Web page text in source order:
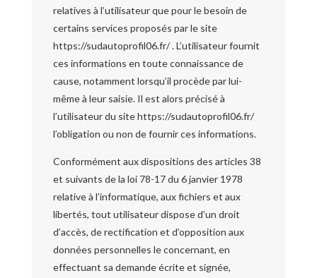
relatives à l’utilisateur que pour le besoin de
certains services proposés par le site
https://sudautoprofil06.fr/ . L’utilisateur fournit
ces informations en toute connaissance de
cause, notamment lorsqu’il procède par lui-
même à leur saisie. Il est alors précisé à
l’utilisateur du site https://sudautoprofil06.fr/
l’obligation ou non de fournir ces informations.
Conformément aux dispositions des articles 38
et suivants de la loi 78-17 du 6 janvier 1978
relative à l’informatique, aux fichiers et aux
libertés, tout utilisateur dispose d’un droit
d’accès, de rectification et d’opposition aux
données personnelles le concernant, en
effectuant sa demande écrite et signée,